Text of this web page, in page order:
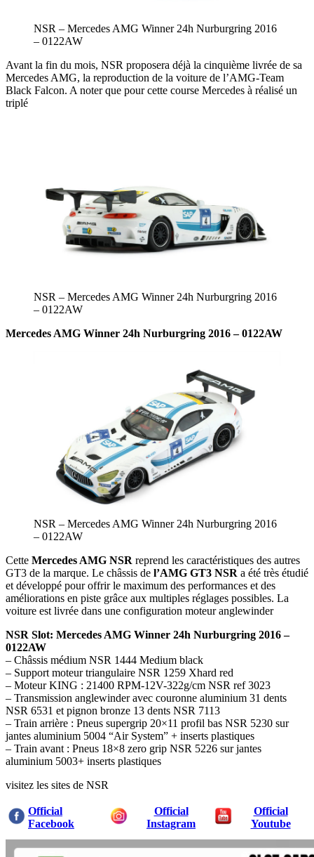
NSR – Mercedes AMG Winner 24h Nurburgring 2016
– 0122AW
Avant la fin du mois, NSR proposera déjà la cinquième livrée de sa
Mercedes AMG, la reproduction de la voiture de l’AMG-Team
Black Falcon. A noter que pour cette course Mercedes à réalisé un
triplé
NSR – Mercedes AMG Winner 24h Nurburgring 2016
– 0122AW
Mercedes AMG Winner 24h Nurburgring 2016 – 0122AW
NSR – Mercedes AMG Winner 24h Nurburgring 2016
– 0122AW
Cette Mercedes AMG NSR reprend les caractéristiques des autres
GT3 de la marque. Le châssis de l’AMG GT3 NSR a été très étudié
et développé pour offrir le maximum des performances et des
améliorations en piste grâce aux multiples réglages possibles. La
voiture est livrée dans une configuration moteur anglewinder
NSR Slot: Mercedes AMG Winner 24h Nurburgring 2016 –
0122AW
– Châssis médium NSR 1444 Medium black
– Support moteur triangulaire NSR 1259 Xhard red
– Moteur KING : 21400 RPM-12V-322g/cm NSR ref 3023
– Transmission anglewinder avec couronne aluminium 31 dents
NSR 6531 et pignon bronze 13 dents NSR 7113
– Train arrière : Pneus supergrip 20×11 profil bas NSR 5230 sur
jantes aluminium 5004 “Air System” + inserts plastiques
– Train avant : Pneus 18×8 zero grip NSR 5226 sur jantes
aluminium 5003+ inserts plastiques
visitez les sites de NSR
Official
Facebook
Official
Instagram
Official
Youtube